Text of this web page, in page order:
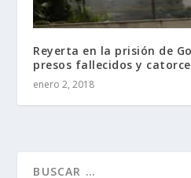
Reyerta en la prisión de
presos fallecidos y
enero 2, 2018